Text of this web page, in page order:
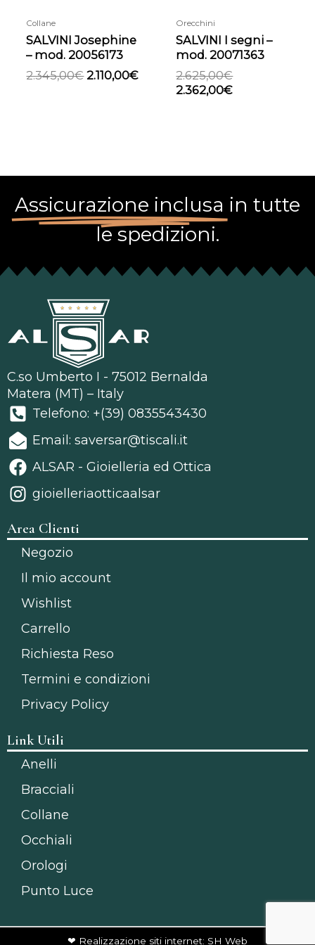
Collane
SALVINI Josephine
– mod. 20056173
2.345,00€ 2.110,00€
Orecchini
SALVINI I segni –
mod. 20071363
2.625,00€
2.362,00€
Assicurazione inclusa in tutte
le spedizioni.
C.so Umberto I - 75012 Bernalda
Matera (MT) – Italy
Telefono: +(39) 0835543430
Email: saversar@tiscali.it
ALSAR - Gioielleria ed Ottica
gioielleriaotticaalsar
Area Clienti
Negozio
Il mio account
Wishlist
Carrello
Richiesta Reso
Termini e condizioni
Privacy Policy
Link Utili
Anelli
Bracciali
Collane
Occhiali
Orologi
Punto Luce
❤ Realizzazione siti internet: SH Web